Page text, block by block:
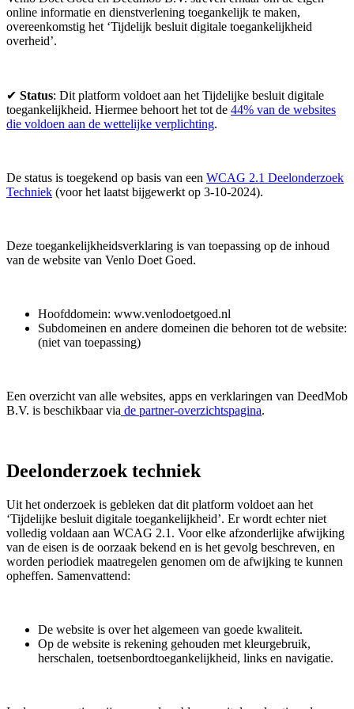
online informatie en dienstverlening toegankelijk te maken,
overeenkomstig het ‘Tijdelijk besluit digitale toegankelijkheid
overheid’.
✔ Status: Dit platform voldoet aan het Tijdelijke besluit digitale
toegankelijkheid. Hiermee behoort het tot de 44% van de websites
die voldoen aan de wettelijke verplichting.
De status is toegekend op basis van een WCAG 2.1 Deelonderzoek
Techniek (voor het laatst bijgewerkt op 3-10-2024).
Deze toegankelijkheidsverklaring is van toepassing op de inhoud
van de website van Venlo Doet Goed.
Hoofddomein: www.venlodoetgoed.nl
Subdomeinen en andere domeinen die behoren tot de website:
(niet van toepassing)
Een overzicht van alle websites, apps en verklaringen van DeedMob
B.V. is beschikbaar via de partner-overzichtspagina.
Deelonderzoek techniek
Uit het onderzoek is gebleken dat dit platform voldoet aan het
‘Tijdelijke besluit digitale toegankelijkheid’. Er wordt echter niet
volledig voldaan aan WCAG 2.1. Voor elke afzonderlijke afwijking
van de eisen is de oorzaak bekend en is het gevolg beschreven, en
worden periodiek maatregelen genomen om de afwijking te kunnen
opheffen. Samenvattend:
De website is over het algemeen van goede kwaliteit.
Op de website is rekening gehouden met kleurgebruik,
herschalen, toetsenbordtoegankelijkheid, links en navigatie.